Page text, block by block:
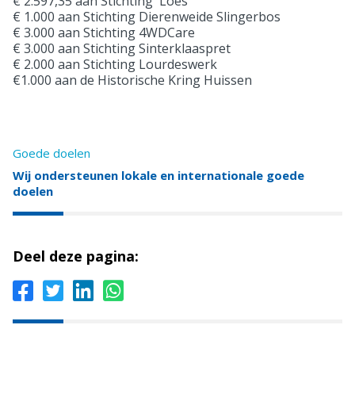
€ 1.000 aan Stichting Dierenweide Slingerbos
€ 3.000 aan Stichting 4WDCare
€ 3.000 aan Stichting Sinterklaaspret
€ 2.000 aan Stichting Lourdeswerk
€1.000 aan de Historische Kring Huissen
Goede doelen
Wij ondersteunen lokale en internationale goede
doelen
Deel deze pagina: